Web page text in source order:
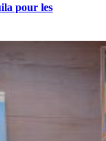
pour les